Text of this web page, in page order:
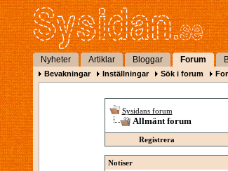
Nyheter Artiklar Bloggar Forum
Bevakningar Inställningar Sök i forum
Sysidans forum
Allmänt forum
Registrera
Notiser